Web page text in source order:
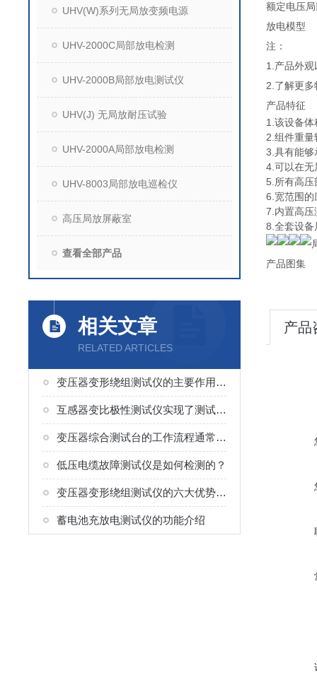
UHV(W)系列无局放变频电源
UHV-2000C局部放电检测
UHV-2000B局部放电测试仪
UHV(J) 无局放耐压试验
UHV-2000A局部放电检测
UHV-8003局部放电巡检仪
高压局放屏蔽室
查看全部产品
相关文章
RELATED ARTICLES
变压器变形绕组测试仪的主要作用与价值
互感器变比极性测试仪实现了测试的集成化与简便性
变压器综合测试台的工作流程通常分为以下几个环节
低压电缆故障测试仪是如何检测的？
变压器变形绕组测试仪的六大优势分析
蓄电池充放电测试仪的功能介绍
额定电压
放电模型
注：
1.产品外
2.了解更
产品特征
1.该设备
2.组件重量
3.具有能够
4.可以在无
5.所有高压
6.宽范围的
7.内置高压
8.全套设备
产品图集
产品